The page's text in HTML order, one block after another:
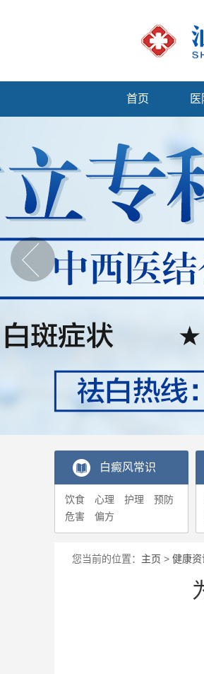
首页
白癜风常识
饮食 心理 护理
预防
危害
偏方
您当前的位置： 主页 > 健康资